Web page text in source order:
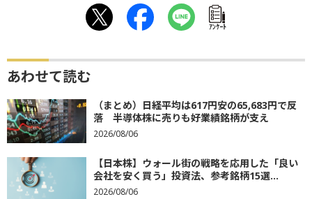
ｱﾝｹｰﾄ
あわせて読む
（まとめ）日経平均は617円安の65,683円で反
落 半導体株に売りも好業績銘柄が支え
2026/08/06
【日本株】ウォール街の戦略を応用した「良い
会社を安く買う」投資法、参考銘柄15選...
2026/08/06